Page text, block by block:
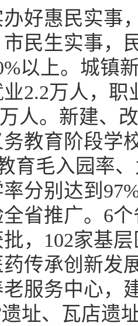
办好惠民实
民生实事，
以上。城镇
2.2万人，
人。新建、
务教育阶段学
育毛入园率
分别达到
省推广。6
，102家基
传承创新发
服务中心，
址、瓦店遗